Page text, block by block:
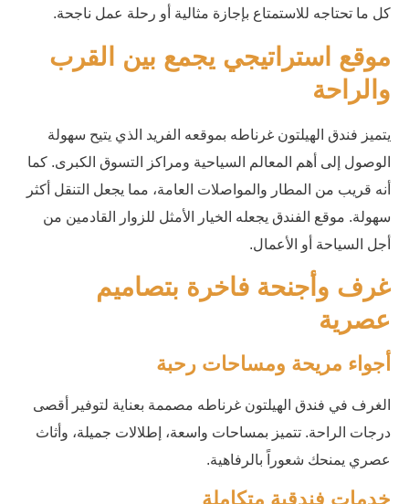
كل ما تحتاجه للاستمتاع بإجازة مثالية أو رحلة عمل ناجحة.
موقع استراتيجي يجمع بين القرب
والراحة
يتميز فندق الهيلتون غرناطه بموقعه الفريد الذي يتيح سهولة
الوصول إلى أهم المعالم السياحية ومراكز التسوق الكبرى. كما
أنه قريب من المطار والمواصلات العامة، مما يجعل التنقل أكثر
سهولة. موقع الفندق يجعله الخيار الأمثل للزوار القادمين من
أجل السياحة أو الأعمال.
غرف وأجنحة فاخرة بتصاميم
عصرية
أجواء مريحة ومساحات رحبة
الغرف في فندق الهيلتون غرناطه مصممة بعناية لتوفير أقصى
درجات الراحة. تتميز بمساحات واسعة، إطلالات جميلة، وأثاث
عصري يمنحك شعوراً بالرفاهية.
خدمات فندقية متكاملة